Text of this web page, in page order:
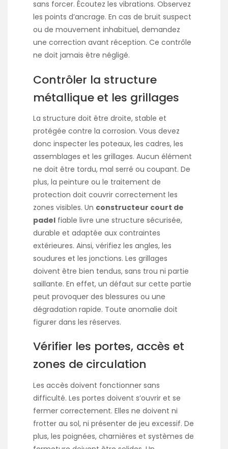
sans forcer. Écoutez les vibrations. Observez
les points d’ancrage. En cas de bruit suspect
ou de mouvement inhabituel, demandez
une correction avant réception. Ce contrôle
ne doit jamais être négligé.
Contrôler la structure
métallique et les grillages
La structure doit être droite, stable et
protégée contre la corrosion. Vous devez
donc inspecter les poteaux, les cadres, les
assemblages et les grillages. Aucun élément
ne doit être tordu, mal serré ou coupant. De
plus, la peinture ou le traitement de
protection doit couvrir correctement les
zones visibles. Un constructeur court de
padel fiable livre une structure sécurisée,
durable et adaptée aux contraintes
extérieures. Ainsi, vérifiez les angles, les
soudures et les jonctions. Les grillages
doivent être bien tendus, sans trou ni partie
saillante. En effet, un défaut sur cette partie
peut provoquer des blessures ou une
dégradation rapide. Toute anomalie doit
figurer dans les réserves.
Vérifier les portes, accès et
zones de circulation
Les accès doivent fonctionner sans
difficulté. Les portes doivent s’ouvrir et se
fermer correctement. Elles ne doivent ni
frotter au sol, ni présenter de jeu excessif. De
plus, les poignées, charnières et systèmes de